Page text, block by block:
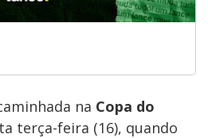
na Copa do
terça-feira (16), quando